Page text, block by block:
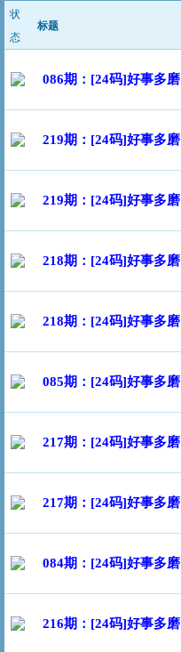
状
态
标题
086期：[24码]好事多磨
219期：[24码]好事多磨
219期：[24码]好事多磨
218期：[24码]好事多磨
218期：[24码]好事多磨
085期：[24码]好事多磨
217期：[24码]好事多磨
217期：[24码]好事多磨
084期：[24码]好事多磨
216期：[24码]好事多磨